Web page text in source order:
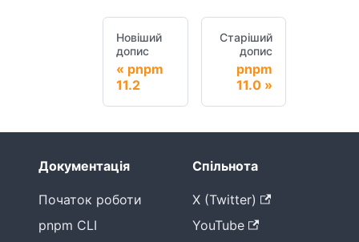
Новіший
допис
pnpm
11.2
Старіший
допис
pnpm
11.0
Документація
Початок роботи
pnpm CLI
Спільнота
X (Twitter)
YouTube